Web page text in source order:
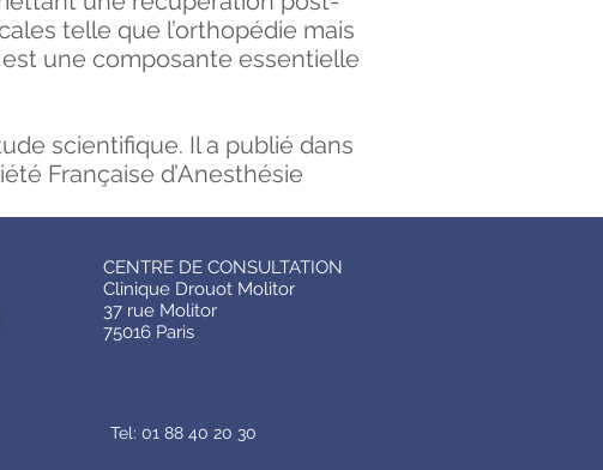
telle que l’orthopédie mais
une composante essentielle
scientifique. Il a publié dans
Française d’Anesthésie
CENTRE DE CONSULTATION
Clinique Drouot Molitor
37 rue Molitor
75016 Paris
Tel: 01 88 40 20 30